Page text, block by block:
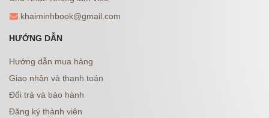
khaiminhbook@gmail.com
HƯỚNG DẪN
Hướng dẫn mua hàng
Giao nhận và thanh toán
Đổi trả và bảo hành
Đăng ký thành viên